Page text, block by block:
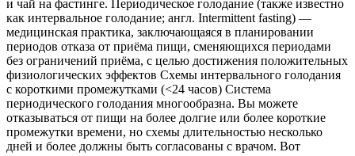
и чай на фастинге. Периоди́ческое голода́ние (также известно
как интервальное голодание; англ. Intermittent fasting) —
медицинская практика, заключающаяся в планировании
периодов отказа от приёма пищи, сменяющихся периодами
без ограничений приёма, с целью достижения положительных
физиологических эффектов Схемы интервального голодания
с короткими промежутками (<24 часов) Система
периодического голодания многообразна. Вы можете
отказываться от пищи на более долгие или более короткие
промежутки времени, но схемы длительностью несколько
дней и более должны быть согласованы с врачом. Вот